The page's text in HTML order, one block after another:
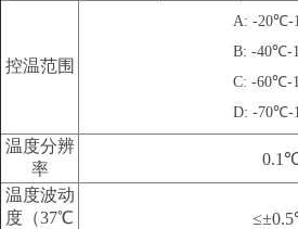
控温范围
A: -20℃-
B: -40℃-
C: -60℃-
D: -70℃-
温度分辨
率
温度波动
度（37℃